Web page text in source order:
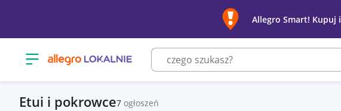
Allegro Smart! Kupuj
Otwórz menu z kategoriami
Etui i pokrowce7 ogłoszeń